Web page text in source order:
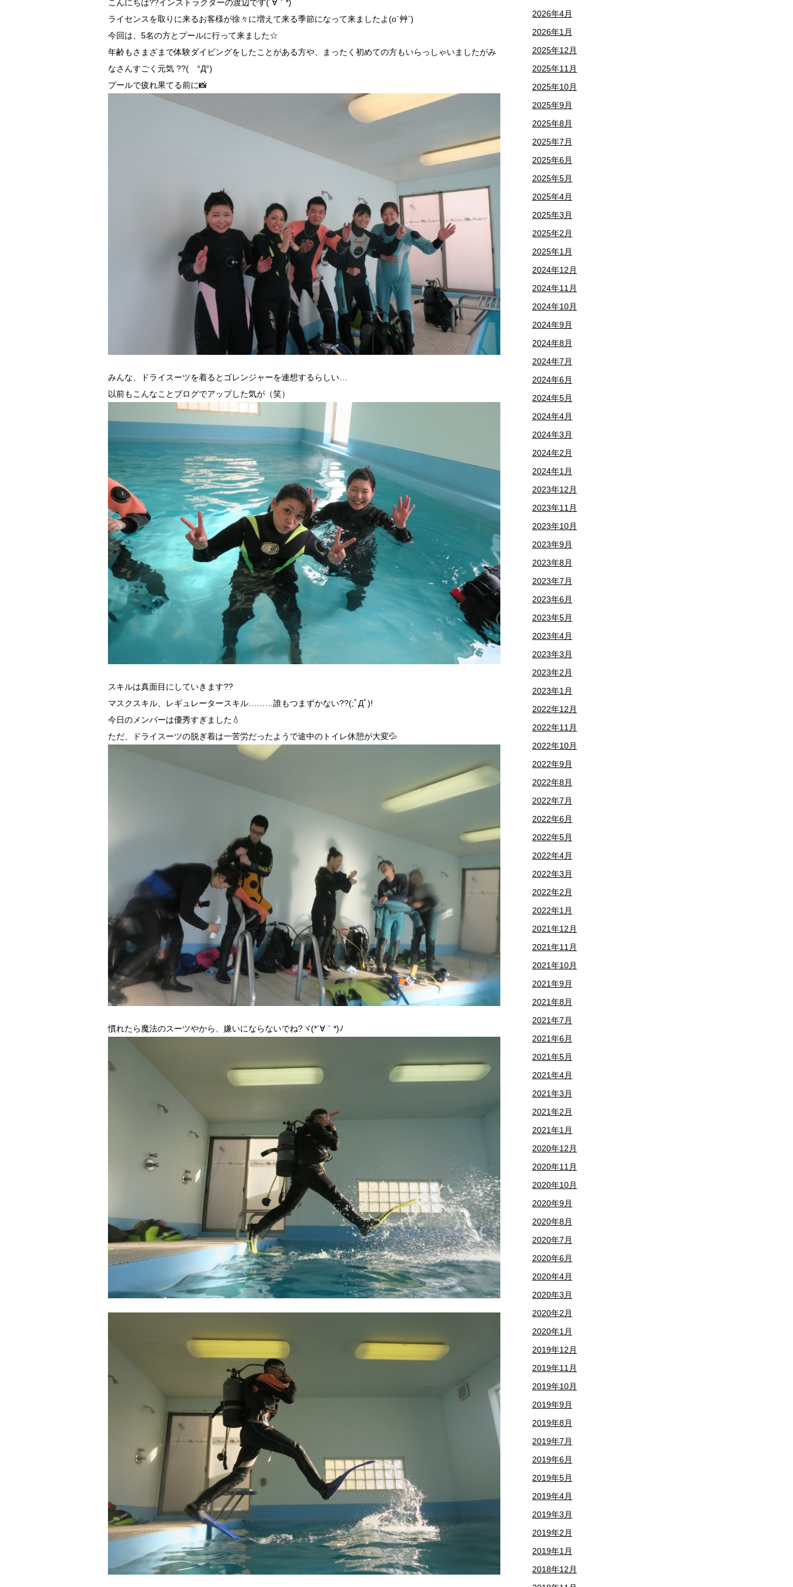
こんにちは??インストラクターの渡辺です(´∀｀*)
ライセンスを取りに来るお客様が徐々に増えて来る季節になって来ましたよ(o´艸`)
今回は、5名の方とプールに行って来ました☆
年齢もさまざまで体験ダイビングをしたことがある方や、まったく初めての方もいらっしゃいましたがみ
なさんすごく元気 ??( °Д°)
プールで疲れ果てる前に📸
みんな、ドライスーツを着るとゴレンジャーを連想するらしい…
以前もこんなことブログでアップした気が（笑）
スキルは真面目にしていきます??
マスクスキル、レギュレータースキル………誰もつまずかない??(;ﾟДﾟ)!
今日のメンバーは優秀すぎました💧
ただ、ドライスーツの脱ぎ着は一苦労だったようで途中のトイレ休憩が大変💦
慣れたら魔法のスーツやから、嫌いにならないでね?ヾ(*´∀｀*)ﾉ
2026年4月
2026年1月
2025年12月
2025年11月
2025年10月
2025年9月
2025年8月
2025年7月
2025年6月
2025年5月
2025年4月
2025年3月
2025年2月
2025年1月
2024年12月
2024年11月
2024年10月
2024年9月
2024年8月
2024年7月
2024年6月
2024年5月
2024年4月
2024年3月
2024年2月
2024年1月
2023年12月
2023年11月
2023年10月
2023年9月
2023年8月
2023年7月
2023年6月
2023年5月
2023年4月
2023年3月
2023年2月
2023年1月
2022年12月
2022年11月
2022年10月
2022年9月
2022年8月
2022年7月
2022年6月
2022年5月
2022年4月
2022年3月
2022年2月
2022年1月
2021年12月
2021年11月
2021年10月
2021年9月
2021年8月
2021年7月
2021年6月
2021年5月
2021年4月
2021年3月
2021年2月
2021年1月
2020年12月
2020年11月
2020年10月
2020年9月
2020年8月
2020年7月
2020年6月
2020年4月
2020年3月
2020年2月
2020年1月
2019年12月
2019年11月
2019年10月
2019年9月
2019年8月
2019年7月
2019年6月
2019年5月
2019年4月
2019年3月
2019年2月
2019年1月
2018年12月